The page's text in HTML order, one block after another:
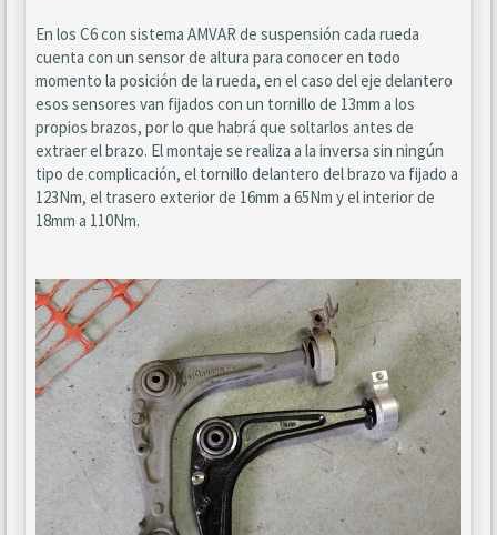
En los C6 con sistema AMVAR de suspensión cada rueda
cuenta con un sensor de altura para conocer en todo
momento la posición de la rueda, en el caso del eje delantero
esos sensores van fijados con un tornillo de 13mm a los
propios brazos, por lo que habrá que soltarlos antes de
extraer el brazo. El montaje se realiza a la inversa sin ningún
tipo de complicación, el tornillo delantero del brazo va fijado a
123Nm, el trasero exterior de 16mm a 65Nm y el interior de
18mm a 110Nm.